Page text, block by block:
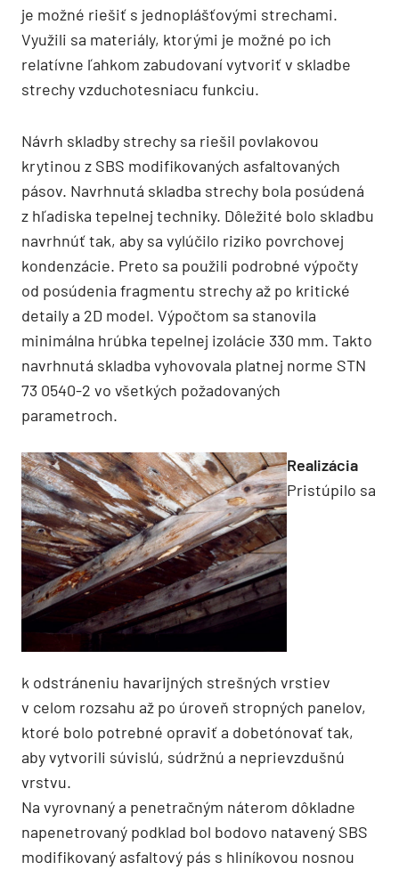
je možné riešiť s jednoplášťovými strechami.
Využili sa materiály, ktorými je možné po ich
relatívne ľahkom zabudovaní vytvoriť v skladbe
strechy vzduchotesniacu funkciu.
Návrh skladby strechy sa riešil povlakovou
krytinou z SBS modifikovaných asfaltovaných
pásov. Navrhnutá skladba strechy bola posúdená
z hľadiska tepelnej techniky. Dôležité bolo skladbu
navrhnúť tak, aby sa vylúčilo riziko povrchovej
kondenzácie. Preto sa použili podrobné výpočty
od posúdenia fragmentu strechy až po kritické
detaily a 2D model. Výpočtom sa stanovila
minimálna hrúbka tepelnej izolácie 330 mm. Takto
navrhnutá skladba vyhovovala platnej norme STN
73 0540-2 vo všetkých požadovaných
parametroch.
Realizácia
Pristúpilo sa
k odstráneniu havarijných strešných vrstiev
v celom rozsahu až po úroveň stropných panelov,
ktoré bolo potrebné opraviť a dobetónovať tak,
aby vytvorili súvislú, súdržnú a neprievzdušnú
vrstvu.
Na vyrovnaný a penetračným náterom dôkladne
napenetrovaný podklad bol bodovo natavený SBS
modifikovaný asfaltový pás s hliníkovou nosnou